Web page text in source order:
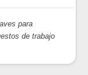
para
de trabajo